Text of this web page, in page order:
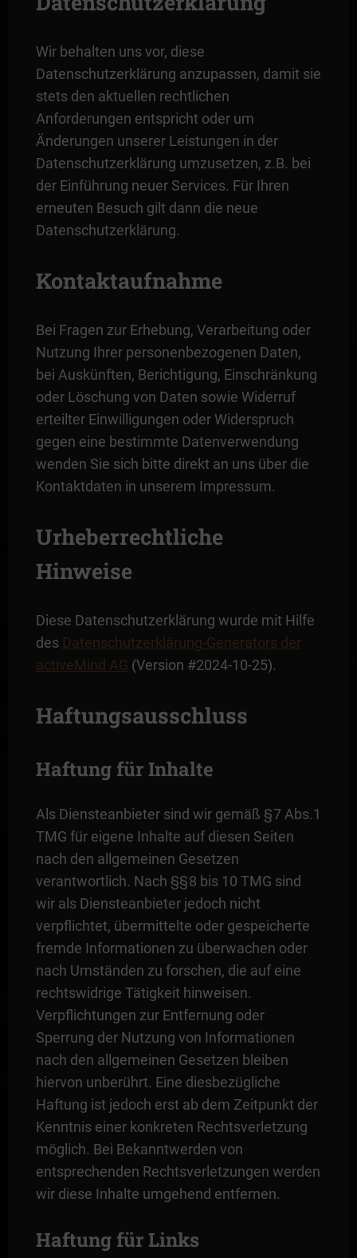
Wir behalten uns vor, diese
Datenschutzerklärung anzupassen, damit sie
stets den aktuellen rechtlichen
Anforderungen entspricht oder um
Änderungen unserer Leistungen in der
Datenschutzerklärung umzusetzen, z.B. bei
der Einführung neuer Services. Für Ihren
erneuten Besuch gilt dann die neue
Datenschutzerklärung.
Kontaktaufnahme
Bei Fragen zur Erhebung, Verarbeitung oder
Nutzung Ihrer personenbezogenen Daten,
bei Auskünften, Berichtigung, Einschränkung
oder Löschung von Daten sowie Widerruf
erteilter Einwilligungen oder Widerspruch
gegen eine bestimmte Datenverwendung
wenden Sie sich bitte direkt an uns über die
Kontaktdaten in unserem Impressum.
Urheberrechtliche
Hinweise
Diese Datenschutzerklärung wurde mit Hilfe
des Datenschutzerklärung-Generators der
activeMind AG (Version #2024-10-25).
Haftungsausschluss
Haftung für Inhalte
Als Diensteanbieter sind wir gemäß § 7 Abs.1
TMG für eigene Inhalte auf diesen Seiten
nach den allgemeinen Gesetzen
verantwortlich. Nach §§ 8 bis 10 TMG sind
wir als Diensteanbieter jedoch nicht
verpflichtet, übermittelte oder gespeicherte
fremde Informationen zu überwachen oder
nach Umständen zu forschen, die auf eine
rechtswidrige Tätigkeit hinweisen.
Verpflichtungen zur Entfernung oder
Sperrung der Nutzung von Informationen
nach den allgemeinen Gesetzen bleiben
hiervon unberührt. Eine diesbezügliche
Haftung ist jedoch erst ab dem Zeitpunkt der
Kenntnis einer konkreten Rechtsverletzung
möglich. Bei Bekanntwerden von
entsprechenden Rechtsverletzungen werden
wir diese Inhalte umgehend entfernen.
Haftung für Links